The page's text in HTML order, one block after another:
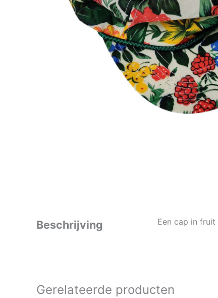
Beschrijving Een cap in
Gerelateerde producten